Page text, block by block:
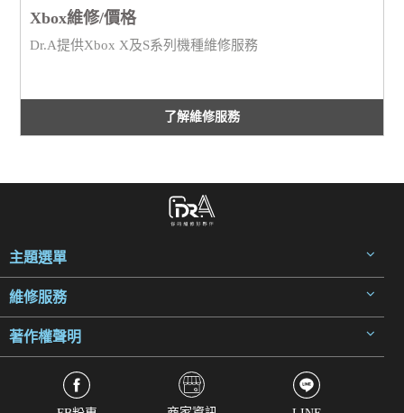
Xbox維修/價格
Dr.A提供Xbox X及S系列機種維修服務
了解維修服務
主題選單
維修服務
著作權聲明